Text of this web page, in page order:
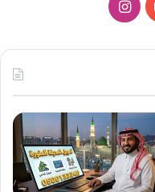
u
T
u
ت
ق
ر